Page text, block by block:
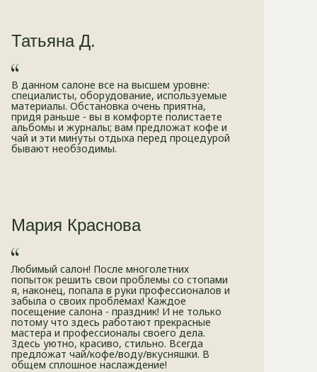
Татьяна Д.
В данном салоне все на высшем уровне:
специалисты, оборудование, используемые
материалы. Обстановка очень приятна,
придя раньше - вы в комфорте полистаете
альбомы и журналы; вам предложат кофе и
чай и эти минуты отдыха перед процедурой
бывают необзодимы.
Мария Краснова
Любимый салон! После многолетних
попыток решить свои проблемы со стопами
я, наконец, попала в руки профессионалов и
забыла о своих проблемах! Каждое
посещение салона - праздник! И не только
потому что здесь работают прекрасные
мастера и профессионалы своего дела.
Здесь уютно, красиво, стильно. Всегда
предложат чай/кофе/воду/вкусняшки. В
общем сплошное наслаждение!